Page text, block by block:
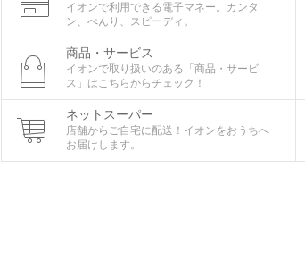
イオンで利用できる電子マネー。カンタ
ン、べんり、スピーディ。
商品・サービス
イオンで取り扱いのある「商品・サービ
ス」はこちらからチェック！
ネットスーパー
店舗からご自宅に配送！イオンをおうちへ
お届けします。